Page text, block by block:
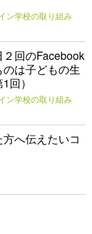
ン学校の取り組み
回のFacebook
は子どもの生
回）
ン学校の取り組み
へ伝えたいコ